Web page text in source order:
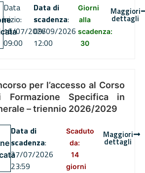
Data
inizio:
16/07/2026
09:00
Data di
scadenza:
09/09/2026
12:00
Giorni
alla
scadenza:
30
Maggiori
dettagli
per l’accesso al Corso
Formazione Specifica in
– triennio 2026/2029
Data di
scadenza:
27/07/2026
23:59
Scaduto
da:
14
giorni
Maggiori
dettagli